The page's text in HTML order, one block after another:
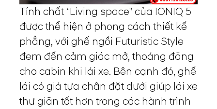
Tính chất “Living space” của IONIQ 5
được thể hiện ở phong cách thiết kế
phẳng, với ghế ngồi Futuristic Style
đem đến cảm giác mở, thoáng đãng
cho cabin khi lái xe. Bên cạnh đó, ghế
lái có giá tựa chân đặt dưới giúp lái xe
thư giãn tốt hơn trong các hành trình